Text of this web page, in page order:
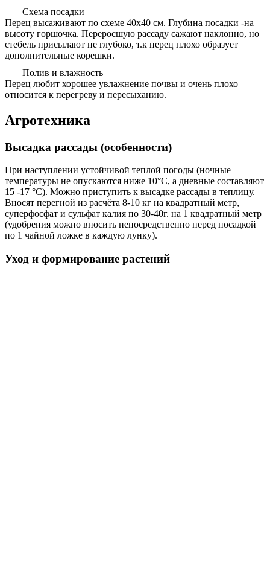
Схема посадки
Перец высаживают по схеме 40х40 см. Глубина посадки -на
высоту горшочка. Переросшую рассаду сажают наклонно, но
стебель присылают не глубоко, т.к перец плохо образует
дополнительные корешки.
Полив и влажность
Перец любит хорошее увлажнение почвы и очень плохо
относится к перегреву и пересыханию.
Агротехника
Высадка рассады (особенности)
При наступлении устойчивой теплой погоды (ночные
температуры не опускаются ниже 10°С, а дневные составляют
15 -17 °С). Можно приступить к высадке рассады в теплицу.
Вносят перегной из расчёта 8-10 кг на квадратный метр,
суперфосфат и сульфат калия по 30-40г. на 1 квадратный метр
(удобрения можно вносить непосредственно перед посадкой
по 1 чайной ложке в каждую лунку).
Уход и формирование растений